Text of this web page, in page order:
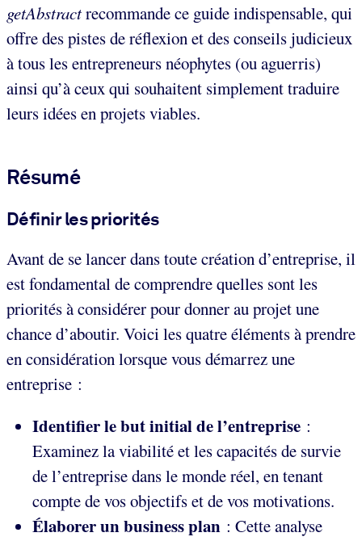
getAbstractrecommande ce guide indispensable, qui
offre des pistes de réflexion et des conseils judicieux
à tous les entrepreneurs néophytes (ou aguerris)
ainsi qu’à ceux qui souhaitent simplement traduire
leurs idées en projets viables.
Résumé
Définir les priorités
Avant de se lancer dans toute création d’entreprise, il
est fondamental de comprendre quelles sont les
priorités à considérer pour donner au projet une
chance d’aboutir. Voici les quatre éléments à prendre
en considération lorsque vous démarrez une
entreprise :
Identifier le but initial de l’entreprise :
Examinez la viabilité et les capacités de survie
de l’entreprise dans le monde réel, en tenant
compte de vos objectifs et de vos motivations.
Élaborer un business plan : Cette analyse